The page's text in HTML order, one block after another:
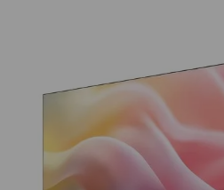
cerradura
aspiradora
lavamanos